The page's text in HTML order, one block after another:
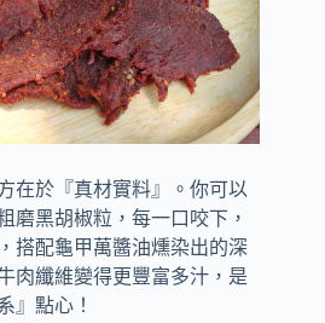
在於『真材實料』。你可以
磨黑胡椒粒，每一口咬下，
搭配龜甲萬醬油燻染出的深
肉纖維變得更豐富多汁，是
』點心！